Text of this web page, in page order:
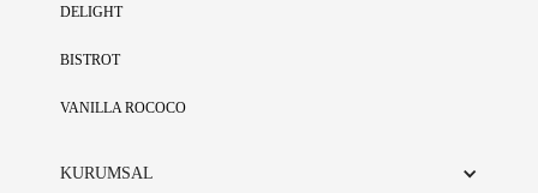
DELIGHT
BISTROT
VANILLA ROCOCO
KURUMSAL